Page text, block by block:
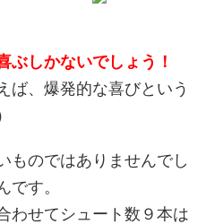
ぶしかないでしょう！
ば、爆発的な喜びという
ものではありませんでし
です。
わせてシュート数９本は